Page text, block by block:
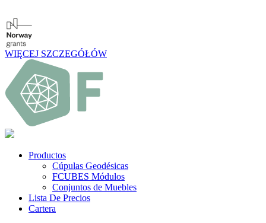
WIĘCEJ SZCZEGÓŁÓW
Productos
Cúpulas Geodésicas
FCUBES Módulos
Conjuntos de Muebles
Lista De Precios
Cartera